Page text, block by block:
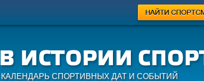
СПОРТИВНЫХ ДАТ И СОБЫТИЙ